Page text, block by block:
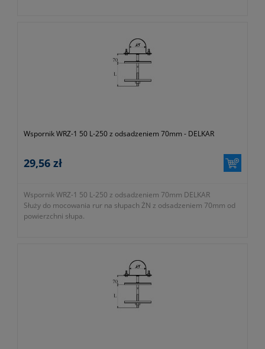
Wspornik WRZ-1 50 L-250 z odsadzeniem 70mm - DELKAR
29,56 zł
Wspornik WRZ-1 50 L-250 z odsadzeniem 70mm DELKAR
Służy do mocowania rur na słupach ŻN z odsadzeniem 70mm od
powierzchni słupa.